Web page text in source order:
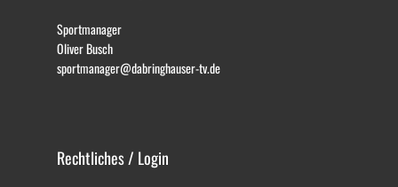
Sportmanager
Oliver Busch
sportmanager@dabringhauser-tv.de
Rechtliches / Login